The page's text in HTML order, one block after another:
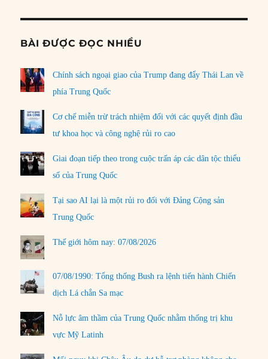
BÀI ĐƯỢC ĐỌC NHIỀU
Chính sách ngoại giao của Trump đang đẩy Thái Lan về
phía Trung Quốc
Cơ chế miễn trừ trách nhiệm đối với các quyết định đầu
tư khoa học và công nghệ rủi ro cao
Giai đoạn tiếp theo trong cuộc trấn áp các dân tộc thiểu
số của Trung Quốc
Tại sao AI lại là một rủi ro đối với Đảng Cộng sản
Trung Quốc
Thế giới hôm nay: 07/08/2026
07/08/1990: Tổng thống Bush ra lệnh tiến hành Chiến
dịch Lá chắn Sa mạc
Nỗ lực âm thầm của Trung Quốc nhằm thống trị khu
vực Mỹ Latinh